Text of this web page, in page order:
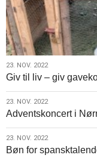
23.
nov.
2022
23. NOV. 2022
Giv til liv – giv
23.
nov.
2022
23. NOV. 2022
Adventskoncert i
23.
nov.
23. NOV. 2022
Bøn for